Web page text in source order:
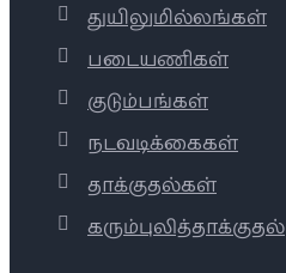
துயிலுமில்லங்கள்
படையணிகள்
குடும்பங்கள்
நடவடிக்கைகள்
தாக்குதல்கள்
கரும்புலித்தாக்குதல்